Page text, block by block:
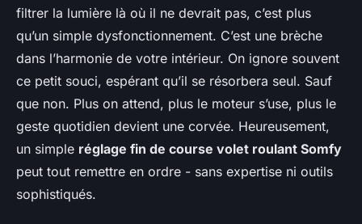
filtrer la lumière là où il ne devrait pas, c’est plus
qu’un simple dysfonctionnement. C’est une brèche
dans l’harmonie de votre intérieur. On ignore souvent
ce petit souci, espérant qu’il se résorbera seul. Sauf
que non. Plus on attend, plus le moteur s’use, plus le
geste quotidien devient une corvée. Heureusement,
un simple réglage fin de course volet roulant Somfy
peut tout remettre en ordre - sans expertise ni outils
sophistiqués.